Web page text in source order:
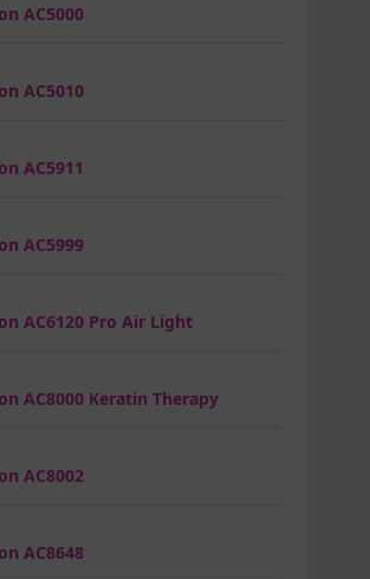
AC5000
AC5010
AC5911
AC5999
AC6120 Pro Air Light
AC8000 Keratin Therapy
AC8002
AC8648